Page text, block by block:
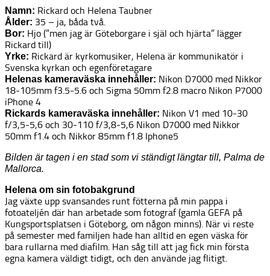
Namn: Rickard och Helena Taubner
Ålder: 35 – ja, båda två.
Bor: Hjo (”men jag är Göteborgare i själ och hjärta” lägger
Rickard till)
Yrke: Rickard är kyrkomusiker, Helena är kommunikatör i
Svenska kyrkan och egenföretagare
Helenas kameraväska innehåller: Nikon D7000 med Nikkor
18-105mm f3.5-5.6 och Sigma 50mm f2.8 macro Nikon P7000
iPhone 4
Rickards kameraväska innehåller: Nikon V1 med 10-30
f/3,5-5,6 och 30-110 f/3,8-5,6 Nikon D7000 med Nikkor
50mm f1.4 och Nikkor 85mm f1.8 Iphone5
Bilden är tagen i en stad som vi ständigt längtar till, Palma de
Mallorca.
Helena om sin fotobakgrund
Jag växte upp svansandes runt fötterna på min pappa i
fotoateljén där han arbetade som fotograf (gamla GEFA på
Kungsportsplatsen i Göteborg, om någon minns). När vi reste
på semester med familjen hade han alltid en egen väska för
bara rullarna med diafilm. Han såg till att jag fick min första
egna kamera väldigt tidigt, och den använde jag flitigt.